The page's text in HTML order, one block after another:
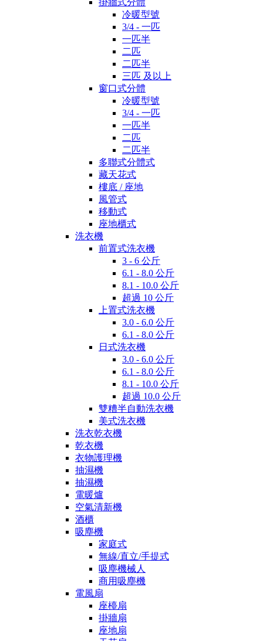
冷暖型號
3/4 - 一匹
一匹半
二匹
二匹半
三匹 及以上
窗口式分體
冷暖型號
3/4 - 一匹
一匹半
二匹
二匹半
多聯式分體式
藏天花式
樓底 / 座地
風管式
移動式
座地櫃式
洗衣機
前置式洗衣機
3 - 6 公斤
6.1 - 8.0 公斤
8.1 - 10.0 公斤
超過 10 公斤
上置式洗衣機
3.0 - 6.0 公斤
6.1 - 8.0 公斤
日式洗衣機
3.0 - 6.0 公斤
6.1 - 8.0 公斤
8.1 - 10.0 公斤
超過 10.0 公斤
雙糟半自動洗衣機
美式洗衣機
洗衣乾衣機
乾衣機
衣物護理機
抽濕機
抽濕機
電暖爐
空氣清新機
酒櫃
吸塵機
家庭式
無線/直立/手提式
吸塵機械人
商用吸塵機
電風扇
座檯扇
掛牆扇
座地扇